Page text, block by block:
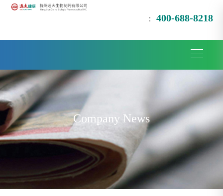
： 400-688-8218
Company News